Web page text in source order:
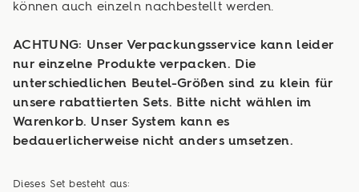
können auch einzeln nachbestellt werden.
ACHTUNG: Unser Verpackungsservice kann leider
nur einzelne Produkte verpacken. Die
unterschiedlichen Beutel-Größen sind zu klein für
unsere rabattierten Sets. Bitte nicht wählen im
Warenkorb. Unser System kann es
bedauerlicherweise nicht anders umsetzen.
Dieses Set besteht aus: